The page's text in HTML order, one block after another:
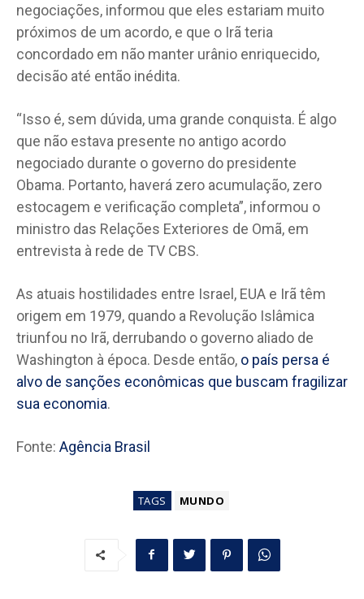
negociações, informou que eles estariam muito
próximos de um acordo, e que o Irã teria
concordado em não manter urânio enriquecido,
decisão até então inédita.
“Isso é, sem dúvida, uma grande conquista. É algo
que não estava presente no antigo acordo
negociado durante o governo do presidente
Obama. Portanto, haverá zero acumulação, zero
estocagem e verificação completa”, informou o
ministro das Relações Exteriores de Omã, em
entrevista à rede de TV CBS.
As atuais hostilidades entre Israel, EUA e Irã têm
origem em 1979, quando a Revolução Islâmica
triunfou no Irã, derrubando o governo aliado de
Washington à época. Desde então, o país persa é
alvo de sanções econômicas que buscam fragilizar
sua economia.
Fonte: Agência Brasil
TAGS MUNDO